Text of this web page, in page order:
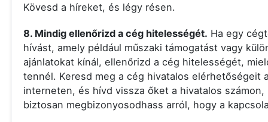
Kövesd a híreket, és légy résen.
8. Mindig ellenőrizd a cég hitelességét. Ha egy
hívást, amely például műszaki támogatást vagy
ajánlatokat kínál, ellenőrizd a cég hitelességét,
tennél. Keresd meg a cég hivatalos elérhetőségeit
interneten, és hívd vissza őket a hivatalos számon,
biztosan megbizonyosodhass arról, hogy a